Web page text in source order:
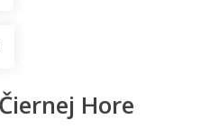
Hore